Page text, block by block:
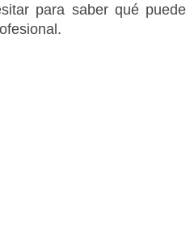
para saber qué puede